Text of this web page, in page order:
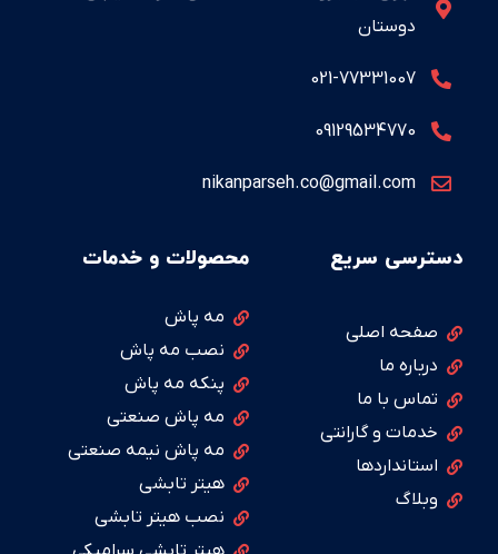
دوستان
021-77331007
09129534770
nikanparseh.co@gmail.com
دسترسی سریع
صفحه اصلی
درباره ما
تماس با ما
خدمات و گارانتی
استانداردها
وبلاگ
محصولات و خدمات
مه پاش
نصب مه پاش
پنکه مه پاش
مه پاش صنعتی
مه پاش نیمه صنعتی
هیتر تابشی
نصب هیتر تابشی